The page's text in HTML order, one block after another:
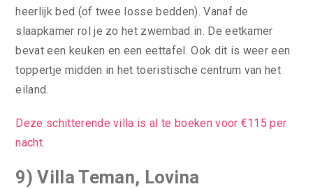
heerlijk bed (of twee losse bedden). Vanaf de
slaapkamer rol je zo het zwembad in. De eetkamer
bevat een keuken en een eettafel. Ook dit is weer een
toppertje midden in het toeristische centrum van het
eiland.
Deze schitterende villa is al te boeken voor €115 per
nacht.
9) Villa Teman, Lovina